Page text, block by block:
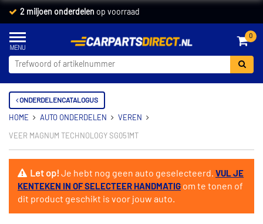
2 miljoen onderdelen op voorraad
0
ONDERDELENCATALOGUS
HOME AUTO ONDERDELEN VEREN
VEER MAGNUM TECHNOLOGY SG051MT
Let op!Je hebt nog geen auto geselecteerd. VUL JE
KENTEKEN IN OF SELECTEER HANDMATIG om te tonen of
dit product geschikt is voor jouw auto.